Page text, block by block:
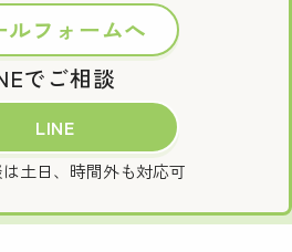
ルフォームへ
でご相談
LINE
土日、時間外も対応可